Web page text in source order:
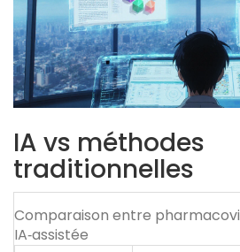
IA vs méthodes
traditionnelles
Comparaison entre
IA‑assistée